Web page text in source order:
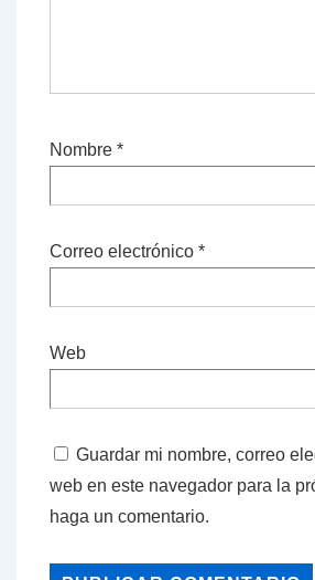
Nombre *
Correo electrónico *
Web
Guardar mi nombre, correo
web en este navegador para la
haga un comentario.